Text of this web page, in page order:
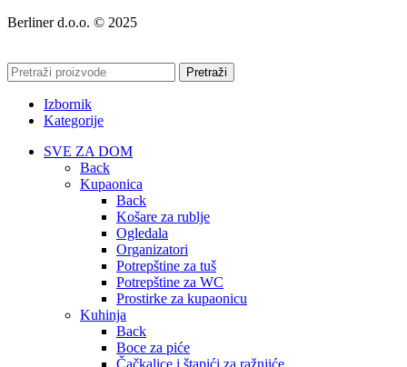
Berliner d.o.o. © 2025
Pretraži
Izbornik
Kategorije
SVE ZA DOM
Back
Kupaonica
Back
Košare za rublje
Ogledala
Organizatori
Potrepštine za tuš
Potrepštine za WC
Prostirke za kupaonicu
Kuhinja
Back
Boce za piće
Čačkalice i štapići za ražnjiće